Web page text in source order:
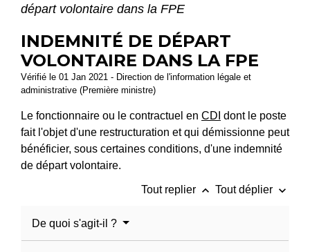
départ volontaire dans la FPE
INDEMNITÉ DE DÉPART
VOLONTAIRE DANS LA FPE
Vérifié le 01 Jan 2021 - Direction de l'information légale et
administrative (Première ministre)
Le fonctionnaire ou le contractuel en CDI dont le poste
fait l'objet d'une restructuration et qui démissionne peut
bénéficier, sous certaines conditions, d'une indemnité
de départ volontaire.
Tout replier keyboard_arrow_up Tout déplier keyboard_arrow_down
De quoi s'agit-il ?